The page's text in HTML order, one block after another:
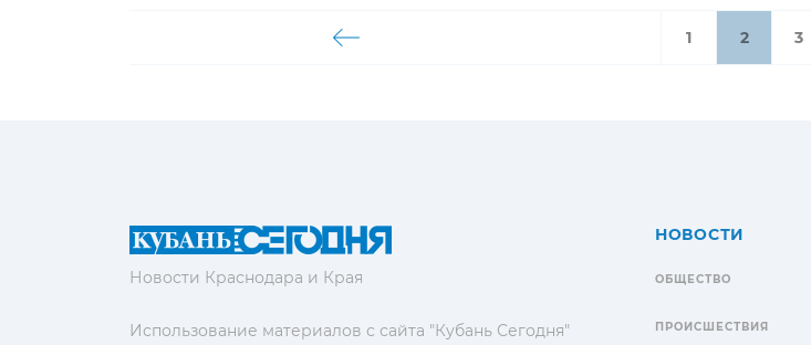
1 2 3
Новости Краснодара и Края
Использование материалов с сайта "Кубань Сегодня"
НОВОСТИ
ОБЩЕСТВО
ПРОИСШЕСТВИЯ